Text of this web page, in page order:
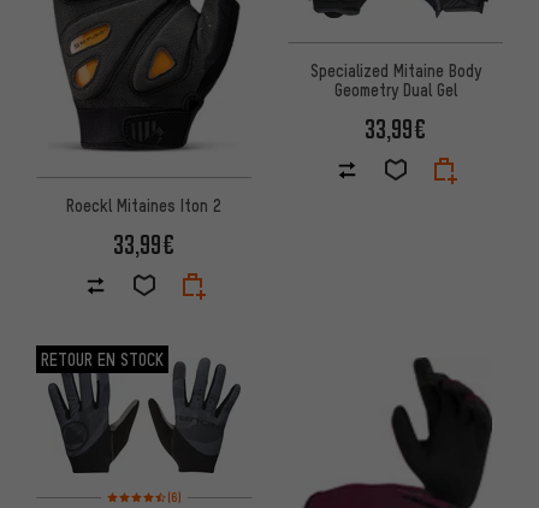
Roeckl Mitaines Iton 2
33,99€
Specialized Mitaine Body
Geometry Dual Gel
33,99€
RETOUR EN STOCK
Note moyenne : 4,5 sur 5 d'après 6 avis
(6)